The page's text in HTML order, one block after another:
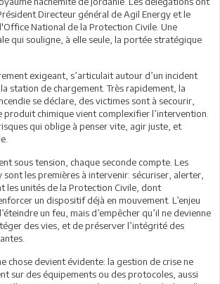
Directeur général de Agil Energy et le
National de la Protection Civile. Une
qui souligne, à elle seule, la portée stratégique
exigeant, s’articulait autour d’un incident
station de chargement. Très rapidement, la
se déclare, des victimes sont à secourir,
produit chimique vient complexifier l’intervention.
qui oblige à penser vite, agir juste, et
sous tension, chaque seconde compte. Les
sont les premières à intervenir: sécuriser, alerter,
les unités de la Protection Civile, dont
un dispositif déjà en mouvement. L’enjeu
un feu, mais d’empêcher qu’il ne devienne
des vies, et de préserver l’intégrité des
chose devient évidente: la gestion de crise ne
sur des équipements ou des protocoles, aussi